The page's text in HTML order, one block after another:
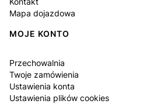
Mapa dojazdowa
MOJE KONTO
Przechowalnia
Twoje zamówienia
Ustawienia konta
Ustawienia plików cookies